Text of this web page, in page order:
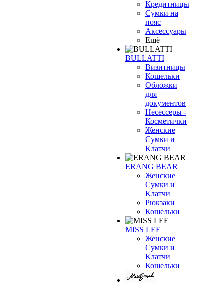
Кредитницы
Сумки на
пояс
Аксессуары
Ещё
BULLATTI
Визитницы
Кошельки
Обложки
для
документов
Несессеры -
Косметички
Женские
Сумки и
Клатчи
ERANG BEAR
Женские
Сумки и
Клатчи
Рюкзаки
Кошельки
MISS LEE
Женские
Сумки и
Клатчи
Кошельки